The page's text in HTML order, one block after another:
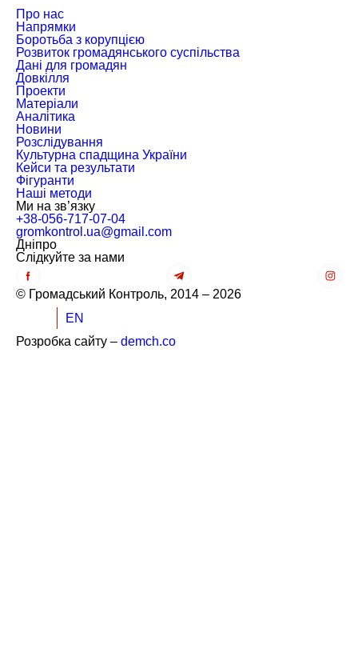
Про нас
Напрямки
Боротьба з корупцією
Розвиток громадянського суспільства
Дані для громадян
Довкілля
Проекти
Матеріали
Аналітика
Новини
Розслідування
Культурна спадщина України
Кейси та результати
Фігуранти
Наші методи
Ми на зв’язку
+38-056-717-07-04
gromkontrol.ua@gmail.com
Дніпро
Слiдкуйте за нами
© Громадський Контроль, 2014 – 2026
EN
Розробка сайту – demch.co